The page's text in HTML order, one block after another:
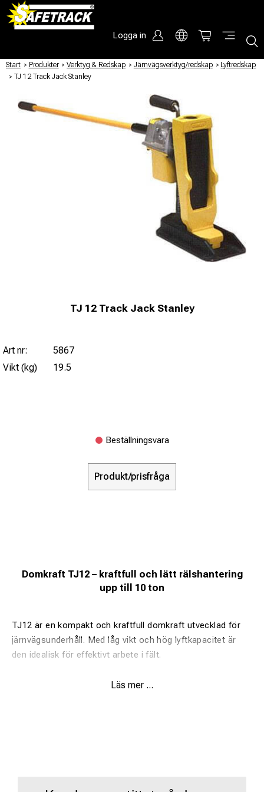
Logga in
Start / Produkter / Verktyg & Redskap / Järnvägsverktyg/redskap / Lyftredskap
/ TJ 12 Track Jack Stanley
TJ 12 Track Jack Stanley
Art nr:
5867
Vikt (kg)
19.5
Beställningsvara
Produkt/prisfråga
Domkraft TJ12 – kraftfull och lätt rälshantering
upp till 10 ton
TJ12 är en kompakt och kraftfull domkraft utvecklad för
järnvägsunderhåll. Med låg vikt och hög lyftkapacitet är
den idealisk för effektivt arbete i fält.
Läs mer ...